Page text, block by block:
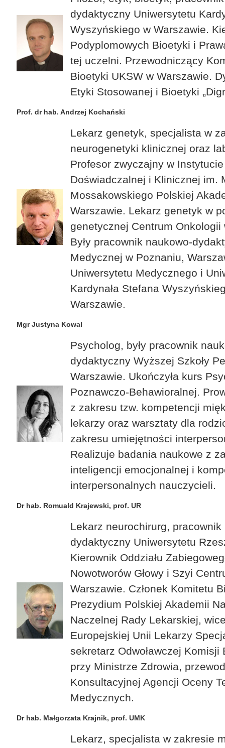
dydaktyczny Uniwersytetu
Wyszyńskiego w Warszawie.
Podyplomowych Bioetyki i
tej uczelni. Przewodniczący
Bioetyki UKSW w Warszawie.
Etyki Stosowanej i Bioetyki
Prof. dr hab. Andrzej Kochański
Lekarz genetyk, specjalista w
neurogenetyki klinicznej oraz
Profesor zwyczajny w
Doświadczalnej i Klinicznej im.
Mossakowskiego Polskiej
Warszawie. Lekarz genetyk w
genetycznej Centrum Onkologii
Były pracownik naukowo-
Medycznej w Poznaniu,
Uniwersytetu Medycznego i
Kardynała Stefana
Warszawie.
Mgr Justyna Kowal
Psycholog, były pracownik
dydaktyczny Wyższej Szkoły
Warszawie. Ukończyła kurs
Poznawczo-Behawioralnej.
z zakresu tzw. kompetencji
lekarzy oraz warsztaty dla
zakresu umiejętności
Realizuje badania naukowe z
inteligencji emocjonalnej i
interpersonalnych nauczycieli.
Dr hab. Romuald Krajewski, prof. UR
Lekarz neurochirurg, pracownik
dydaktyczny Uniwersytetu
Kierownik Oddziału
Nowotworów Głowy i Szyi
Warszawie. Członek Komitetu
Prezydium Polskiej Akademii
Naczelnej Rady Lekarskiej,
Europejskiej Unii Lekarzy
sekretarz Odwoławczej Komisji
przy Ministrze Zdrowia,
Konsultacyjnej Agencji Oceny
Medycznych.
Dr hab. Małgorzata Krajnik, prof. UMK
Lekarz, specjalista w zakresie